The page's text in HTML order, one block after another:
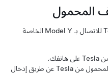
المحمول
Model Yالخاصة
تسجيل الدخول إلى تطبيق الهاتف المحمول من Tesla عن طريق إدخال